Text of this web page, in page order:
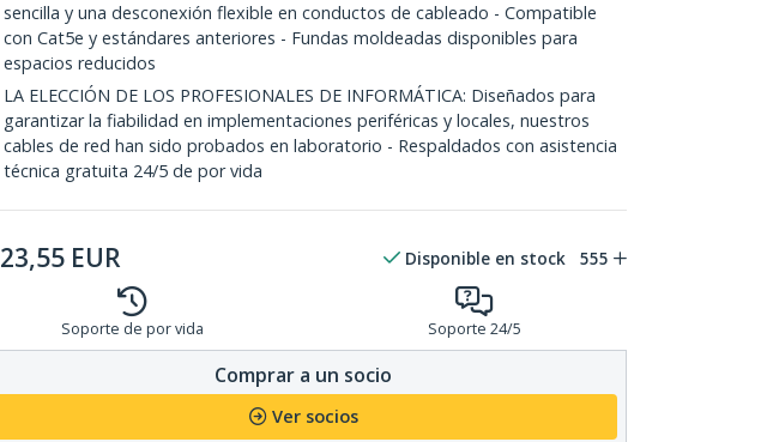
sencilla y una desconexión flexible en conductos de cableado - Compatible
con Cat5e y estándares anteriores - Fundas moldeadas disponibles para
espacios reducidos
LA ELECCIÓN DE LOS PROFESIONALES DE INFORMÁTICA: Diseñados para
garantizar la fiabilidad en implementaciones periféricas y locales, nuestros
cables de red han sido probados en laboratorio - Respaldados con asistencia
técnica gratuita 24/5 de por vida
23,55 EUR Disponible en stock 555
Soporte de por vida Soporte 24/5
Comprar a un socio
Ver socios